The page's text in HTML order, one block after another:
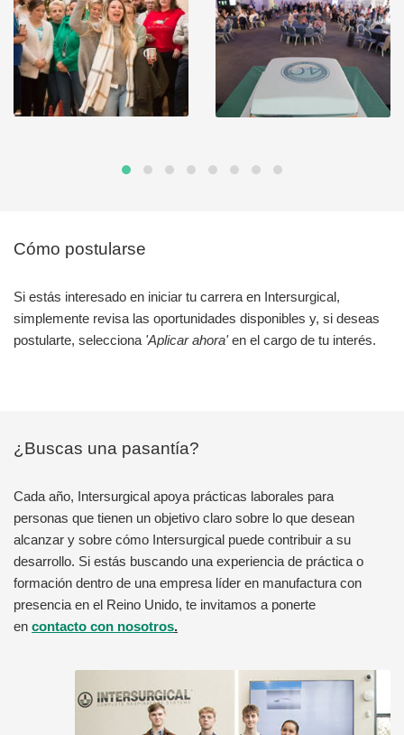
Cómo postularse
Si estás interesado en iniciar tu carrera en Intersurgical,
simplemente revisa las oportunidades disponibles y, si deseas
postularte, selecciona 'Aplicar ahora'en el cargo de tu interés.
¿Buscas una pasantía?
Cada año, Intersurgical apoya prácticas laborales para
personas que tienen un objetivo claro sobre lo que desean
alcanzar y sobre cómo Intersurgical puede contribuir a su
desarrollo. Si estás buscando una experiencia de práctica o
formación dentro de una empresa líder en manufactura con
presencia en el Reino Unido, te invitamos a ponerte
en contacto con nosotros.